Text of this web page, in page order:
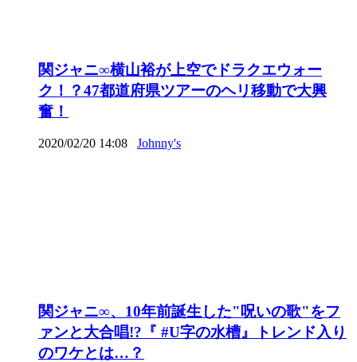
関ジャニ∞横山裕が上空でドラクエウォー
ク！？47都道府県ツアーのヘリ移動で大興
奮！
2020/02/20 14:08 Johnny's
関ジャニ∞、10年前誕生した"呪いの歌"をフ
ァンと大合唱!?『 #U字の水槽』トレンド入り
のワケとは…？